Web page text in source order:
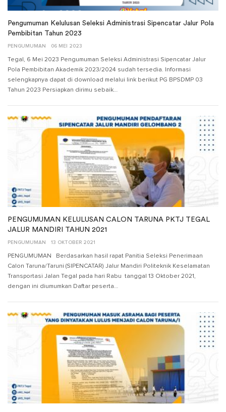
Pengumuman Kelulusan Seleksi Administrasi Sipencatar Jalur Pola
Pembibitan Tahun 2023
PENGUMUMAN 06 MEI 2023
Tegal, 6 Mei 2023 Pengumuman Seleksi Administrasi Sipencatar Jalur
Pola Pembibitan Akademik 2023/2024 sudah tersedia. Informasi
selengkapnya dapat di download melalui link berikut PG BPSDMP 03
Tahun 2023 Persiapkan dirimu sebaik…
PENGUMUMAN KELULUSAN CALON TARUNA PKTJ TEGAL
JALUR MANDIRI TAHUN 2021
PENGUMUMAN 13 OKTOBER 2021
PENGUMUMAN Berdasarkan hasil rapat Panitia Seleksi Penerimaan
Calon Taruna/Taruni (SIPENCATAR) Jalur Mandiri Politeknik Keselamatan
Transportasi Jalan Tegal pada hari Rabu tanggal 13 Oktober 2021,
dengan ini diumumkan Daftar peserta…